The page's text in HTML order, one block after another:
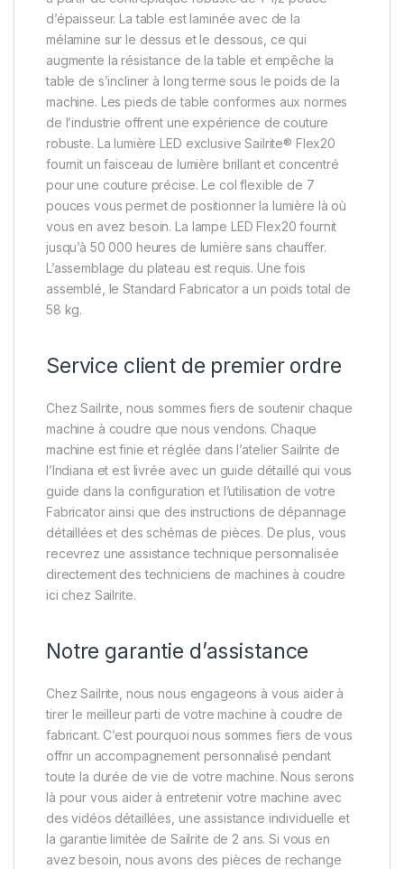
d’épaisseur. La table est laminée avec de la
mélamine sur le dessus et le dessous, ce qui
augmente la résistance de la table et empêche la
table de s’incliner à long terme sous le poids de la
machine. Les pieds de table conformes aux normes
de l’industrie offrent une expérience de couture
robuste. La lumière LED exclusive Sailrite® Flex20
fournit un faisceau de lumière brillant et concentré
pour une couture précise. Le col flexible de 7
pouces vous permet de positionner la lumière là où
vous en avez besoin. La lampe LED Flex20 fournit
jusqu’à 50 000 heures de lumière sans chauffer.
L’assemblage du plateau est requis. Une fois
assemblé, le Standard Fabricator a un poids total de
58 kg.
Service client de premier ordre
Chez Sailrite, nous sommes fiers de soutenir chaque
machine à coudre que nous vendons. Chaque
machine est finie et réglée dans l’atelier Sailrite de
l’Indiana et est livrée avec un guide détaillé qui vous
guide dans la configuration et l’utilisation de votre
Fabricator ainsi que des instructions de dépannage
détaillées et des schémas de pièces. De plus, vous
recevrez une assistance technique personnalisée
directement des techniciens de machines à coudre
ici chez Sailrite.
Notre garantie d’assistance
Chez Sailrite, nous nous engageons à vous aider à
tirer le meilleur parti de votre machine à coudre de
fabricant. C’est pourquoi nous sommes fiers de vous
offrir un accompagnement personnalisé pendant
toute la durée de vie de votre machine. Nous serons
là pour vous aider à entretenir votre machine avec
des vidéos détaillées, une assistance individuelle et
la garantie limitée de Sailrite de 2 ans. Si vous en
avez besoin, nous avons des pièces de rechange